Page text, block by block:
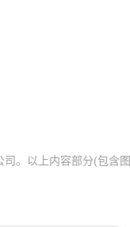
。以上内容部分(包含图